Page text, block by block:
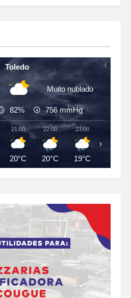
Toledo
Muito nublado
82% 756 mmHg
21:00
20°C
22:00
20°C
23:00
19°C
›